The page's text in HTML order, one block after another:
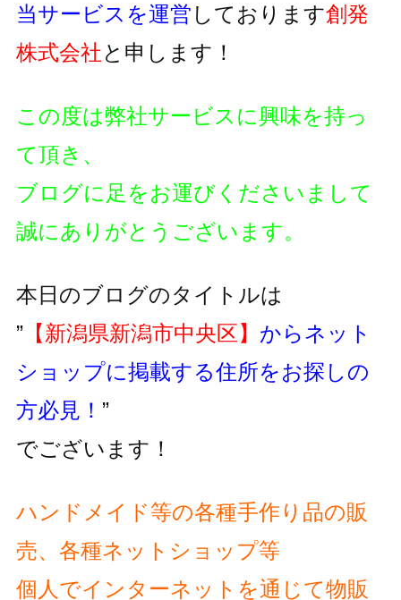
当サービスを運営 しております創発
株式会社と申します！
この度は弊社サービスに興味を持っ
て頂き、
ブログに足をお運びくださいまして
誠にありがとうございます。
本日のブログのタイトルは
”【新潟県新潟市中央区】 からネット
ショップに掲載する住所をお探しの
方必見！ ”
でございます！
ハンドメイド等の各種手作り品の販
売、各種ネットショップ等
個人でインターネットを通じて物販